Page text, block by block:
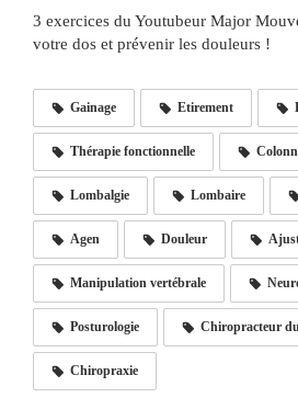
3 exercices du Youtubeur Major
votre dos et prévenir les douleurs !
Gainage Etirement
Thérapie fonctionnelle
Lombalgie Lombaire
Agen Douleur
Manipulation vertébrale
Posturologie Chiropracteur
Chiropraxie